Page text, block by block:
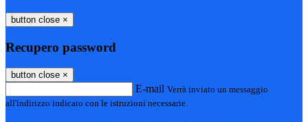
button close ×
Recupero password
button close ×
E-mail Verrà inviato un messaggio
all'indirizzo indicato con le istruzioni necessarie.